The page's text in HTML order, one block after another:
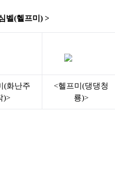
벨(헬프미) >
(화난주
)>
<헬프미(댕댕청
룡)>